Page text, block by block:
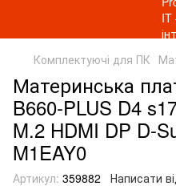
Комплектуючі для ПК
Материнcька
B660-PLUS D4
M.2 HDMI DP D-
M1EAY0
Артикул: 359882 Написати